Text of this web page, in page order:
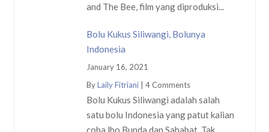
and The Bee, film yang diproduksi...
Bolu Kukus Siliwangi, Bolunya
Indonesia
January 16, 2021
ByLaily Fitriani| 4 Comments
Bolu Kukus Siliwangi adalah salah
satu bolu Indonesia yang patut kalian
coba lho Bunda dan Sahabat. Tak